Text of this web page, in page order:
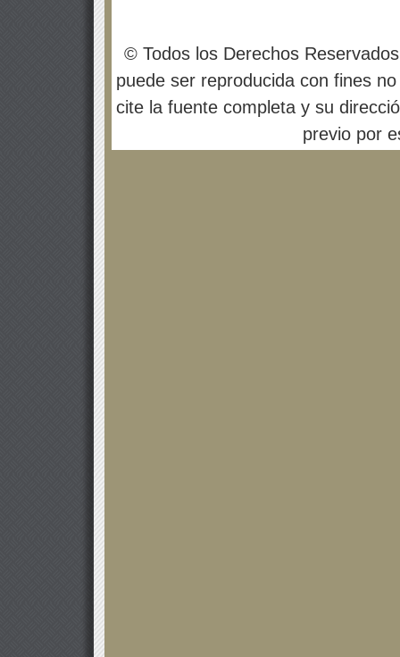
© Todos los Derechos
puede ser reproducida con fines
cite la fuente completa y su
previo por